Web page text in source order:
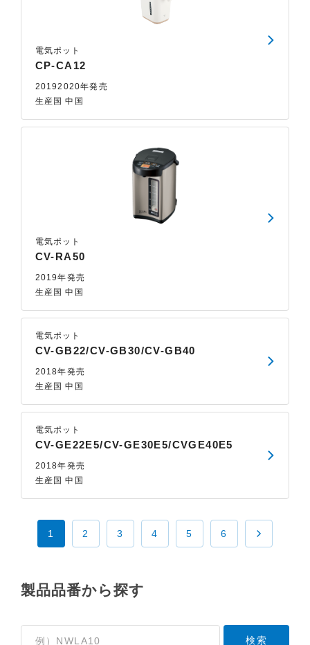
電気ポット
CP-CA12
20192020年発売
生産国 中国
電気ポット
CV-RA50
2019年発売
生産国 中国
電気ポット
CV-GB22/CV-GB30/CV-GB40
2018年発売
生産国 中国
電気ポット
CV-GE22E5/CV-GE30E5/CVGE40E5
2018年発売
生産国 中国
1 2 3 4 5 6
製品品番から探す